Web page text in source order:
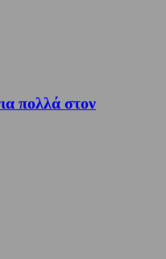
πολλά στον